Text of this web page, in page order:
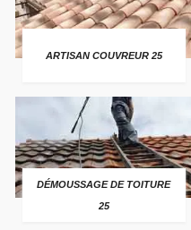
ARTISAN COUVREUR 25
DÉMOUSSAGE DE TOITURE
25